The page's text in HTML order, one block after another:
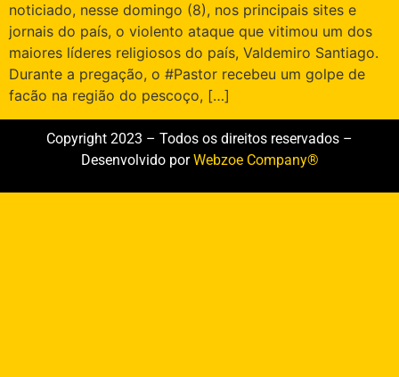
noticiado, nesse domingo (8), nos principais sites e
jornais do país, o violento ataque que vitimou um dos
maiores líderes religiosos do país, Valdemiro Santiago.
Durante a pregação, o #Pastor recebeu um golpe de
facão na região do pescoço, […]
Copyright 2023 – Todos os direitos reservados –
Desenvolvido porWebzoe Company®